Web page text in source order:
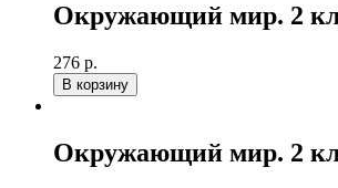
Окружающий мир. 2
276 р.
В корзину
Окружающий мир. 2